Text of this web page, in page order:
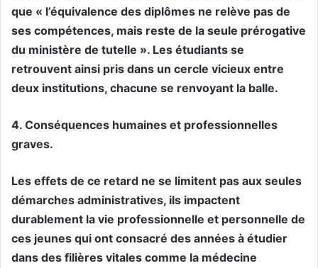
que « l’équivalence des diplômes ne relève pas de
ses compétences, mais reste de la seule prérogative
du ministère de tutelle ». Les étudiants se
retrouvent ainsi pris dans un cercle vicieux entre
deux institutions, chacune se renvoyant la balle.
4. Conséquences humaines et professionnelles
graves.
Les effets de ce retard ne se limitent pas aux seules
démarches administratives, ils impactent
durablement la vie professionnelle et personnelle de
ces jeunes qui ont consacré des années à étudier
dans des filières vitales comme la médecine